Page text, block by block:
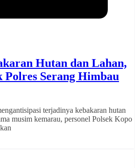
Hutan dan Lahan,
Polres Serang Himbau
terjadinya kebakaran hutan
musim kemarau, personel Polsek Kopo